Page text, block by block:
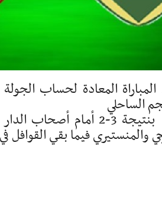
الساحلي
فيما بقي القوافل في المركز 14